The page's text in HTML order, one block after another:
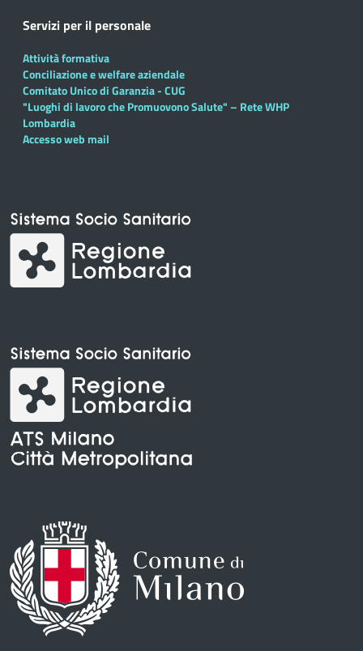
Servizi per il personale
Attività formativa
Conciliazione e welfare aziendale
Comitato Unico di Garanzia - CUG
"Luoghi di lavoro che Promuovono Salute" – Rete WHP
Lombardia
Accesso web mail